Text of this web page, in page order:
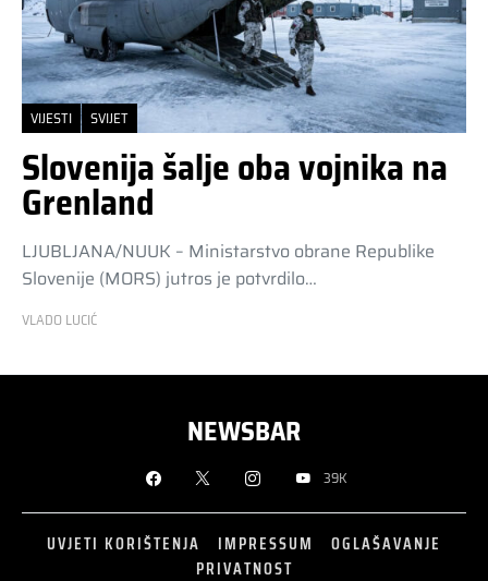
VIJESTI SVIJET
Slovenija šalje oba vojnika na
Grenland
LJUBLJANA/NUUK – Ministarstvo obrane Republike
Slovenije (MORS) jutros je potvrdilo…
VLADO LUCIĆ
NEWSBAR
39K
UVJETI KORIŠTENJA IMPRESSUM
OGLAŠAVANJE
PRIVATNOST